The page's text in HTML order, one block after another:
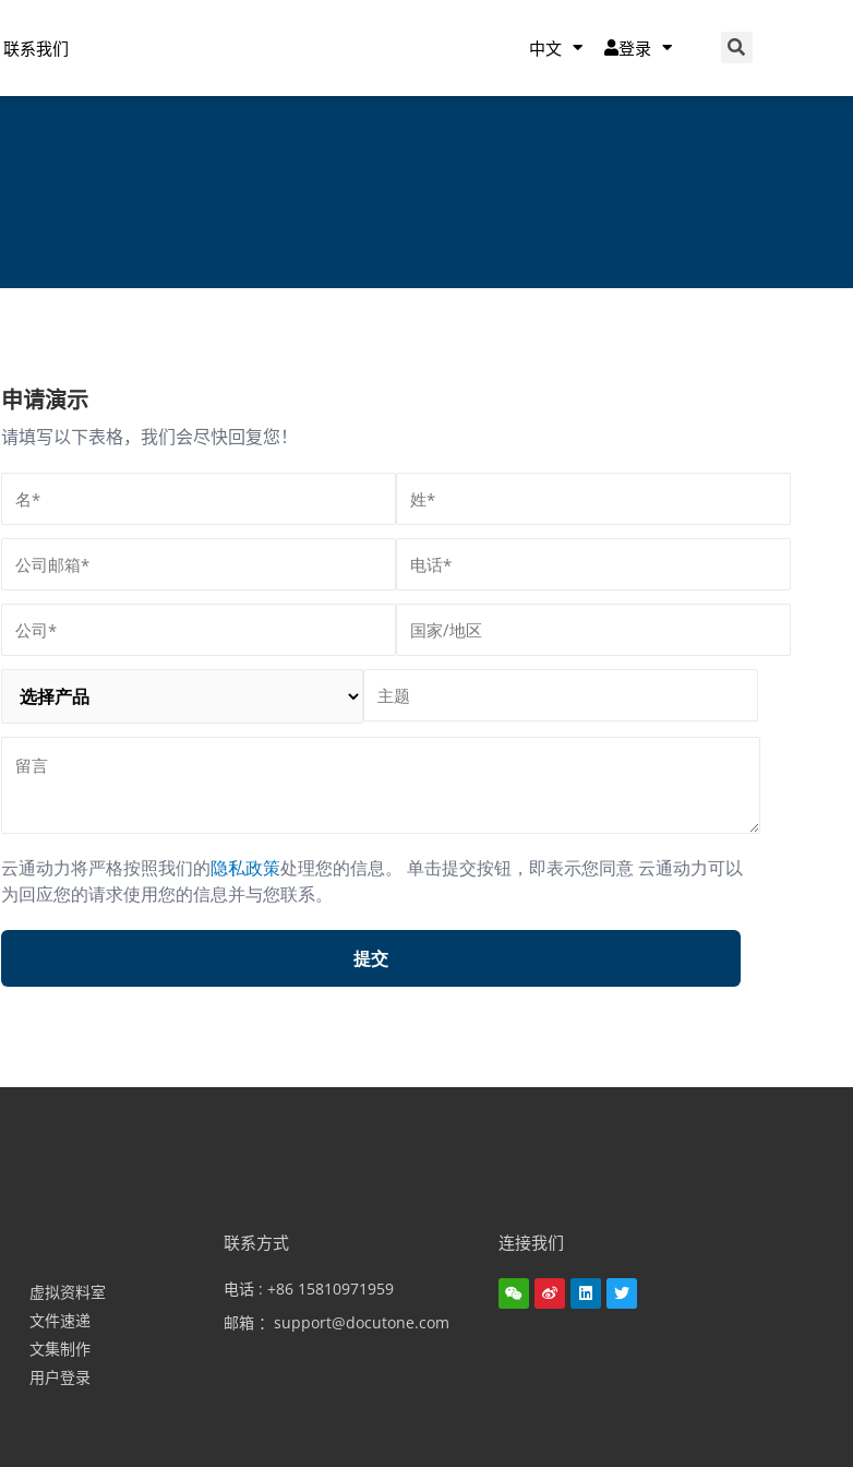
联系我们 中文 登录
申请演示
请填写以下表格，我们会尽快回复您！
云通动力将严格按照我们的隐私政策处理您的信息。 单击提交按钮，即表示您同意 云通动力可以
为回应您的请求使用您的信息并与您联系。
虚拟资料室
文件速递
文集制作
用户登录
联系方式
电话 : +86 15810971959
邮箱 ：support@docutone.com
连接我们